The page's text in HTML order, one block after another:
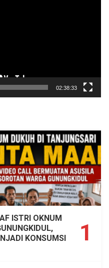
02:38:33
1
ISTRI OKNUM
KONSUMSI